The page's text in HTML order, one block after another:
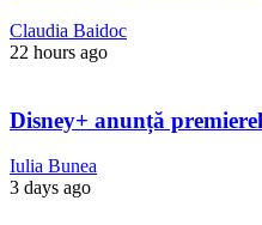
Claudia Baidoc
22 hours ago
Disney+ anunță
Iulia Bunea
3 days ago